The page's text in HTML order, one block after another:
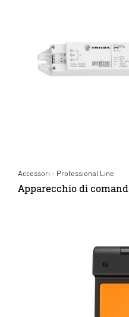
Accessori - Professional Line
Apparecchio di